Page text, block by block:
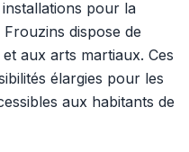
pour la
dispose de
aux arts martiaux. Ces
élargies pour les
aux habitants de